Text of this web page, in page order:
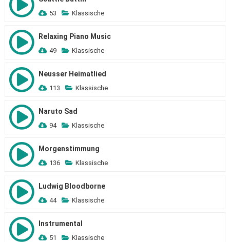
53 Klassische
Relaxing Piano Music
49 Klassische
Neusser Heimatlied
113 Klassische
Naruto Sad
94 Klassische
Morgenstimmung
136 Klassische
Ludwig Bloodborne
44 Klassische
Instrumental
51 Klassische